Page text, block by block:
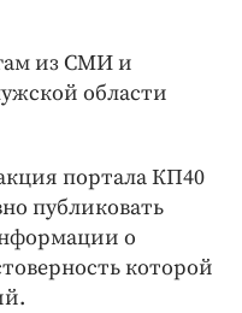
из СМИ и
области
портала КП40
публиковать
о
которой